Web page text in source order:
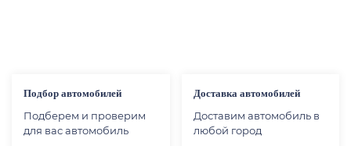
Подбор автомобилей
Подберем и проверим
для вас автомобиль
Доставка автомобилей
Доставим автомобиль в
любой город